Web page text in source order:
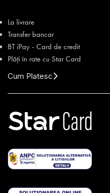
La livrare
Transfer bancar
BT iPay - Card de credit
Plăți în rate cu Star Card
Cum Platesc